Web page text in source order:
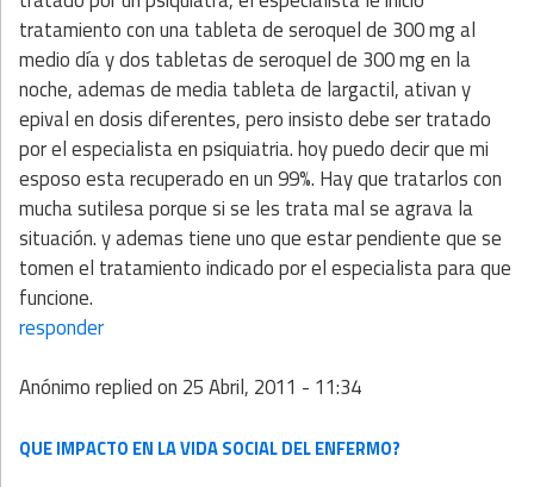
tratamiento con una tableta de seroquel de 300 mg al
medio día y dos tabletas de seroquel de 300 mg en la
noche, ademas de media tableta de largactil, ativan y
epival en dosis diferentes, pero insisto debe ser tratado
por el especialista en psiquiatria. hoy puedo decir que mi
esposo esta recuperado en un 99%. Hay que tratarlos con
mucha sutilesa porque si se les trata mal se agrava la
situación. y ademas tiene uno que estar pendiente que se
tomen el tratamiento indicado por el especialista para que
funcione.
responder
Anónimoreplied on 25 Abril, 2011 - 11:34
QUE IMPACTO EN LA VIDA SOCIAL DEL ENFERMO?